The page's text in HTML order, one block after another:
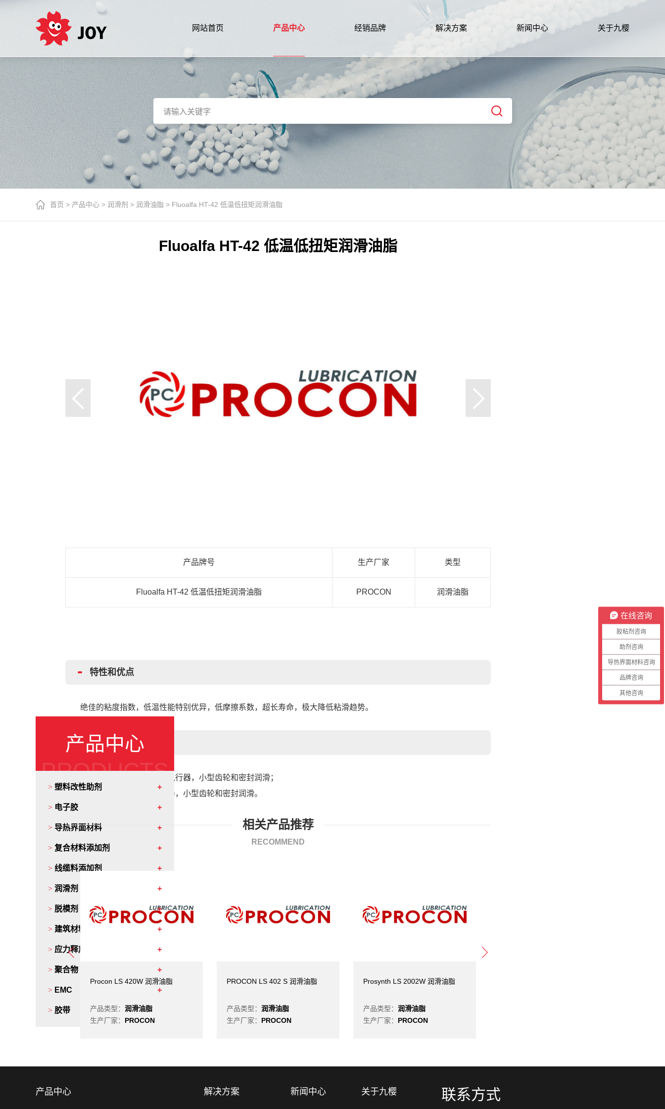
网站首页 产品中心 经销品牌 解决方案 新闻中心 关于九樱
首页 > 产品中心 > 润滑剂 > 润滑油脂 > Fluoalfa HT-42 低温低扭矩润滑油脂
产品中心
PRODUCTS
> 塑料改性助剂
> 电子胶
> 导热界面材料
> 复合材料添加剂
> 线缆料添加剂
> 润滑剂
> 脱模剂
> 建筑材料添加剂
> 应力释放剂
> 聚合物
> EMC
> 胶带
Fluoalfa HT-42 低温低扭矩润滑油脂
产品牌号 生产厂家 类型
Fluoalfa HT-42 低温低扭矩润滑油脂 PROCON 润滑油脂
特性和优点
绝佳的粘度指数，低温性能特别优异，低摩擦系数，超长寿命， 极大降低粘滑趋势。
应用
低温低扭矩，应用于机电执行器，小型齿轮和密封润滑；
天窗导轨润滑，机电执行器，小型齿轮和密封润滑。
相关产品推荐
RECOMMEND
Procon LS 420W 润滑油脂
产品类型： 润滑油脂
生产厂家： PROCON
PROCON LS 402 S 润滑油脂
产品类型： 润滑油脂
生产厂家： PROCON
Prosynth LS 2002W 润滑油脂
产品类型： 润滑油脂
生产厂家： PROCON
产品中心 解决方案 新闻中心 关于九樱 联系方式
在线咨询
胶粘剂咨询
助剂咨询
导热界面材料咨询
品牌咨询
其他咨询